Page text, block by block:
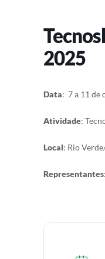
2025
Data: 7 a 11 de
Atividade:
Local: Rio
Representantes